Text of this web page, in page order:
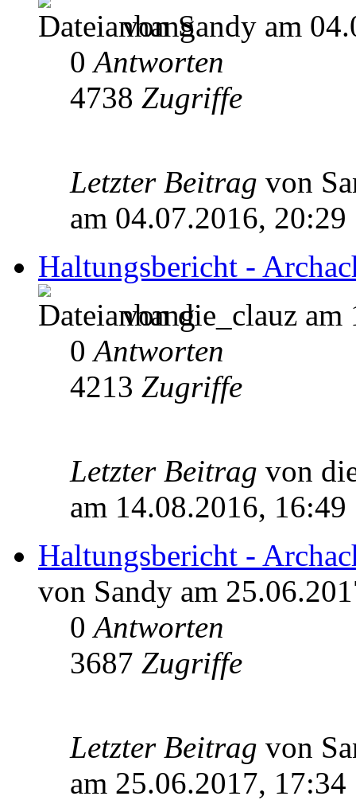
von Sandy am
0Antworten
4738 Zugriffe
Letzter Beitrag von
am 04.07.2016, 20:29
Haltungsbericht -
von die_clauz am
0Antworten
4213 Zugriffe
Letzter Beitrag von
am 14.08.2016, 16:49
Haltungsbericht -
von Sandy am
0Antworten
3687 Zugriffe
Letzter Beitrag von
am 25.06.2017, 17:34